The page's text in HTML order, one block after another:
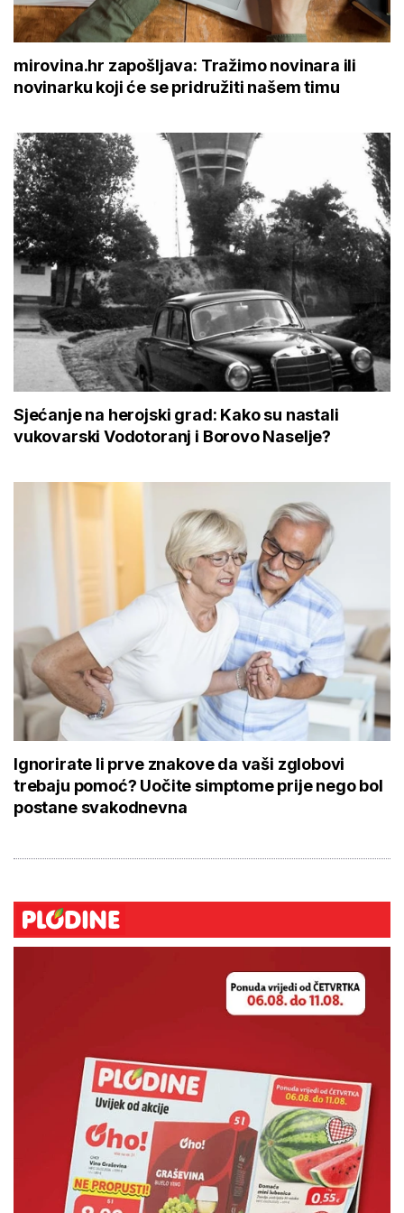
mirovina.hr zapošljava: Tražimo novinara ili
novinarku koji će se pridružiti našem timu
Sjećanje na herojski grad: Kako su nastali
vukovarski Vodotoranj i Borovo Naselje?
Ignorirate li prve znakove da vaši zglobovi
trebaju pomoć? Uočite simptome prije nego bol
postane svakodnevna